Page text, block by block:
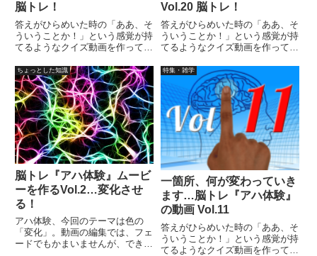
脳トレ！
答えがひらめいた時の「ああ、そ
ういうことか！」という感覚が持
てるようなクイズ動画を作ってみ
画に答えはありませんので、最後
まで繰り返し見られます。
Vol.20 脳トレ！
答えがひらめいた時の「ああ、そ
ういうことか！」という感覚が持
てるようなクイズ動画を作ってみ
画に答えはありませんので、最後
まで繰り返し見られます。
ちょっとした知識
脳トレ『アハ体験』ムービ
ーを作るVol.2…変化させ
る！
アハ体験、今回のテーマは色の
「変化」。動画の編集では、フェ
ードでもかまいませんが、できれ
特集・雑学
一箇所、何が変わっていき
ます…脳トレ『アハ体験』
の動画 Vol.11
答えがひらめいた時の「ああ、そ
ういうことか！」という感覚が持
てるようなクイズ動画を作ってみ